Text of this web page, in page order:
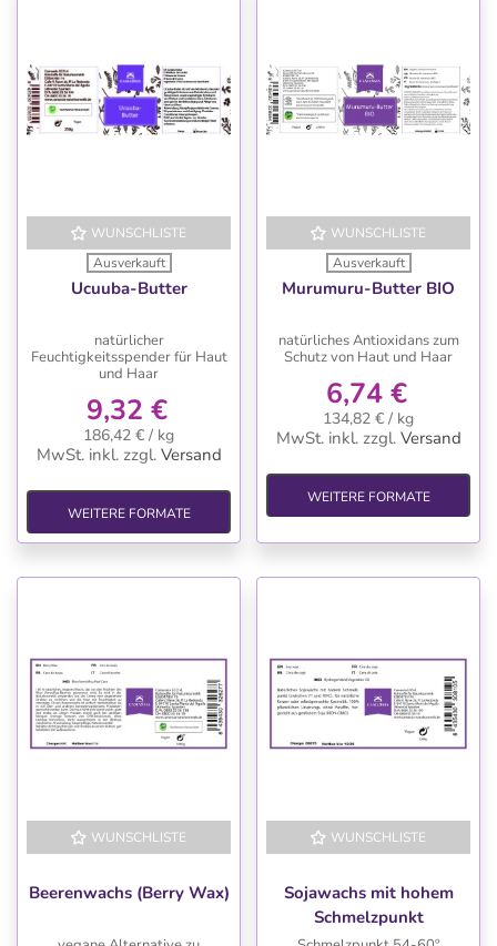
WUNSCHLISTE
Ausverkauft
Ucuuba-Butter
natürlicher
Feuchtigkeitsspender für Haut
und Haar
9,32 €
186,42 € / kg
MwSt. inkl. zzgl. Versand
WEITERE FORMATE
WUNSCHLISTE
Ausverkauft
Murumuru-Butter BIO
natürliches Antioxidans zum
Schutz von Haut und Haar
6,74 €
134,82 € / kg
MwSt. inkl. zzgl. Versand
WEITERE FORMATE
WUNSCHLISTE
Beerenwachs (Berry Wax)
WUNSCHLISTE
Sojawachs mit hohem
Schmelzpunkt